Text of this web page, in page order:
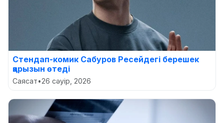
Стендап-комик Сабуров Ресейдегі берешек
қарызын өтеді
Саясат•26 сәуір, 2026